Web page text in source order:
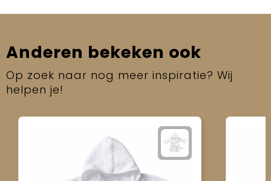
Anderen bekeken ook
Op zoek naar nog meer inspiratie? Wij
helpen je!